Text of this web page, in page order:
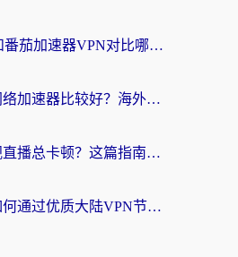
ChickCN VPN和番茄加速器VPN对比哪个回国效果更好？海外党亲测后的真实答案
在国外用什么网络加速器比较好？海外党亲测：从痛点到解决方案的全攻略
海外看国内电视直播总卡顿？这篇指南教你选对回国加速器，无缝追剧不发愁
海外党必看：如何通过优质大陆VPN节点无缝访问国内资源？